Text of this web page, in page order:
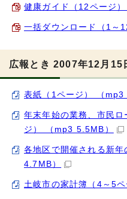
健康ガイド（12ページ
一括ダウンロード（1～
広報とき 2007年12月
表紙（1ページ） （mp3
年末年始の業務、市民
ジ） （mp3 5.5MB）
各地区で開催される新
4.7MB）
土岐市の家計簿（4～5